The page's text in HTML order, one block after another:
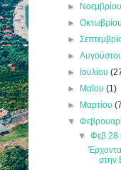
►
►
►
►
► Ιουλίου
► Μαΐου(1)
► Μαρτίου
▼
▼ Φεβ 28
στην